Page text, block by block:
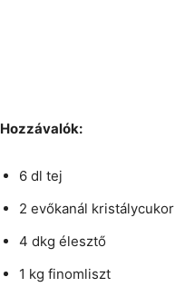
Hozzávalók:
6 dl tej
2 evőkanál kristálycukor
4 dkg élesztő
1 kg finomliszt